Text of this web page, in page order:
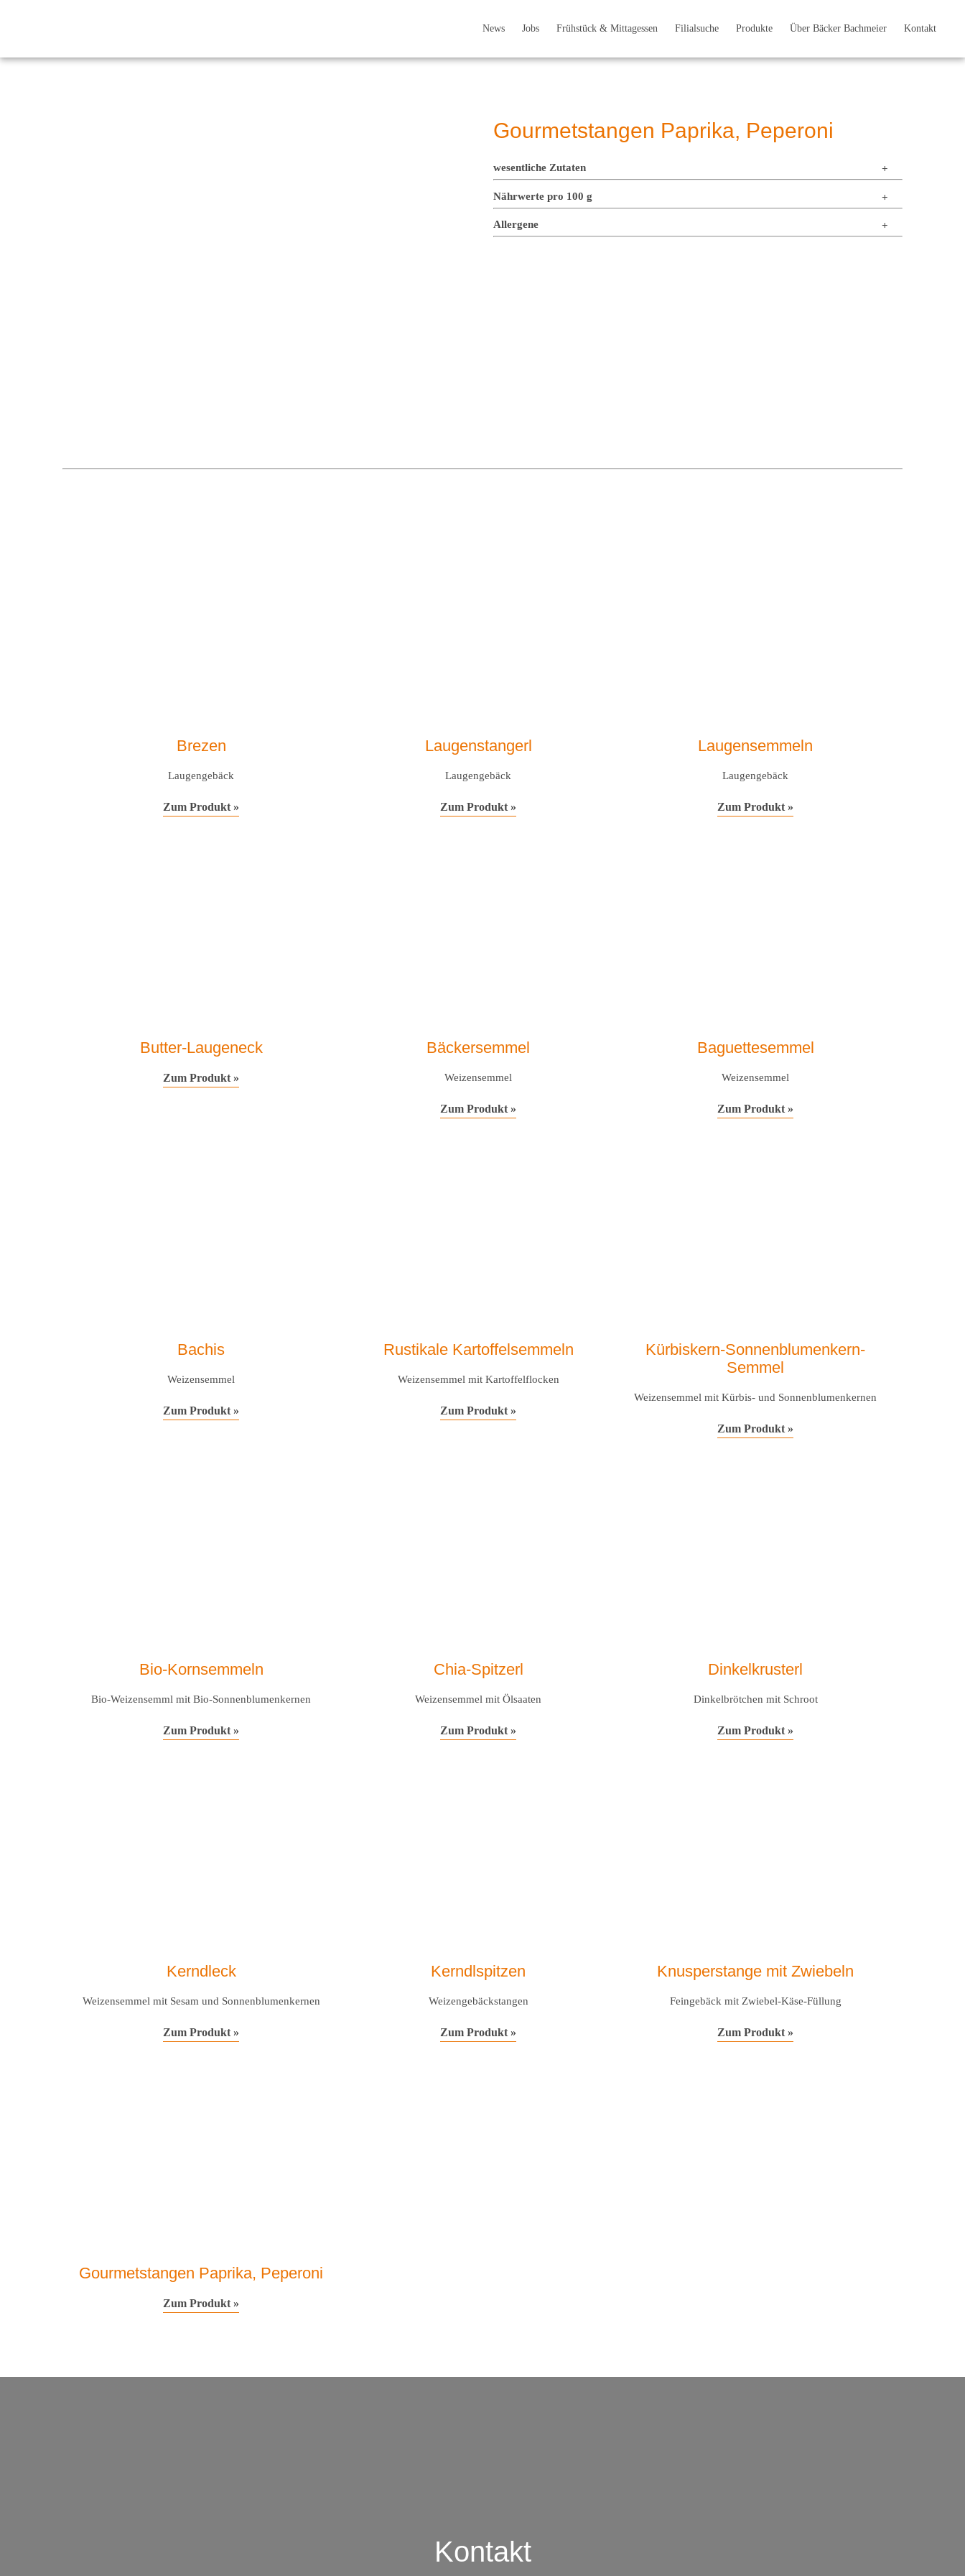
News Jobs Frühstück & Mittagessen Filialsuche Produkte Über Bäcker Bachmeier Kontakt
Gourmetstangen Paprika, Peperoni
wesentliche Zutaten
Nährwerte pro 100 g
Allergene
Brezen
Laugengebäck
Zum Produkt »
Laugenstangerl
Laugengebäck
Zum Produkt »
Laugensemmeln
Laugengebäck
Zum Produkt »
Butter-Laugeneck
Zum Produkt »
Bäckersemmel
Weizensemmel
Zum Produkt »
Baguettesemmel
Weizensemmel
Zum Produkt »
Bachis
Weizensemmel
Zum Produkt »
Rustikale Kartoffelsemmeln
Weizensemmel mit Kartoffelflocken
Zum Produkt »
Kürbiskern-Sonnenblumenkern-
Semmel
Weizensemmel mit Kürbis- und Sonnenblumenkernen
Zum Produkt »
Bio-Kornsemmeln
Bio-Weizensemml mit Bio-Sonnenblumenkernen
Zum Produkt »
Chia-Spitzerl
Weizensemmel mit Ölsaaten
Zum Produkt »
Dinkelkrusterl
Dinkelbrötchen mit Schroot
Zum Produkt »
Kerndleck
Weizensemmel mit Sesam und Sonnenblumenkernen
Zum Produkt »
Kerndlspitzen
Weizengebäckstangen
Zum Produkt »
Knusperstange mit Zwiebeln
Feingebäck mit Zwiebel-Käse-Füllung
Zum Produkt »
Gourmetstangen Paprika, Peperoni
Zum Produkt »
Kontakt